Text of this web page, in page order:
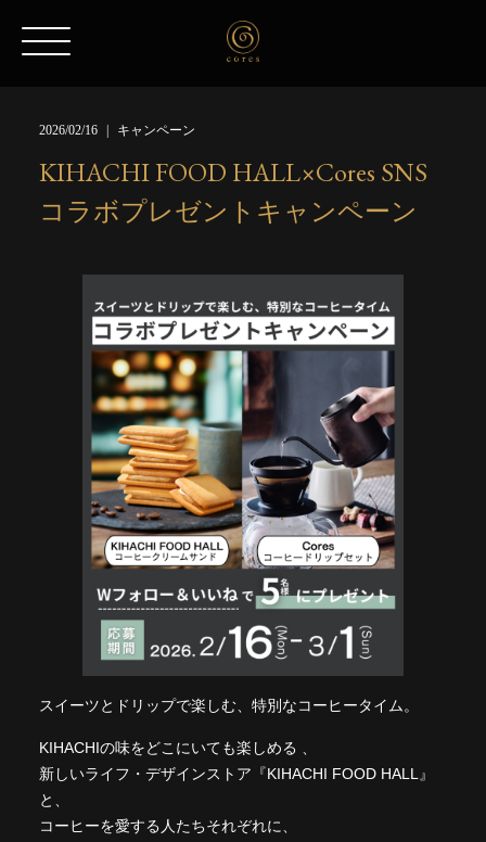
2026/02/16 キャンペーン
KIHACHI FOOD HALL×Cores SNS
コラボプレゼントキャンペーン
スイーツとドリップで楽しむ、特別なコーヒータイム。
KIHACHIの味をどこにいても楽しめる 、
新しいライフ・デザインストア『KIHACHI FOOD HALL』
と、
コーヒーを愛する人たちそれぞれに、